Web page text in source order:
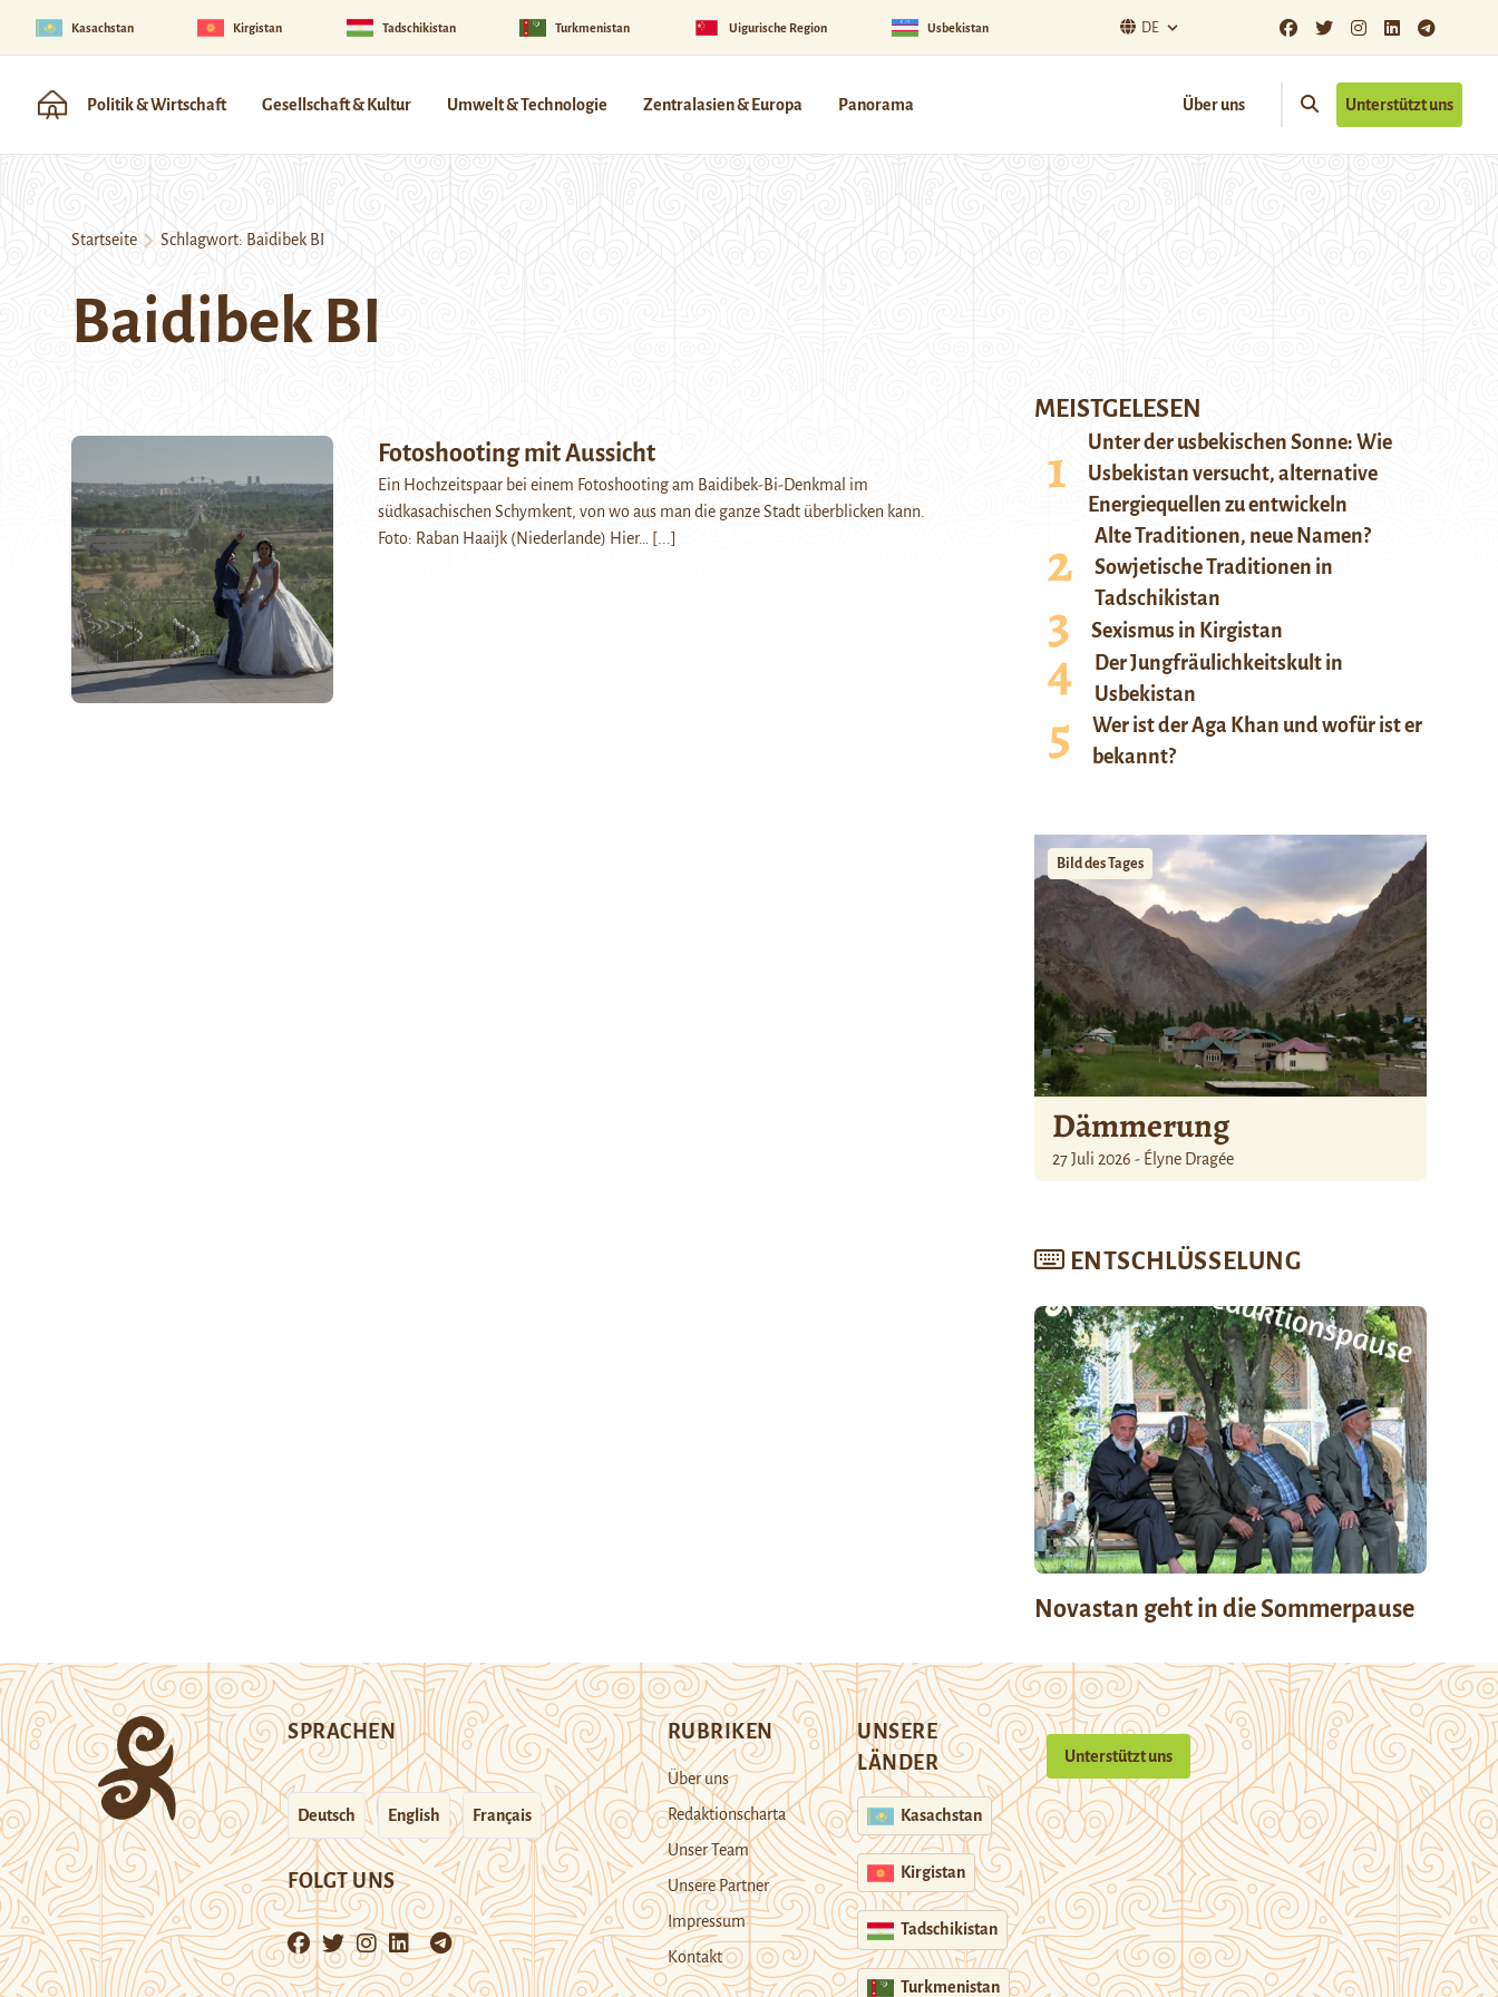
Kasachstan Kirgistan Tadschikistan Turkmenistan Uigurische Region Usbekistan DE
Politik & Wirtschaft Gesellschaft & Kultur Umwelt & Technologie Zentralasien & Europa Panorama Über uns Unterstützt uns
Startseite Schlagwort: Baidibek BI
Baidibek BI
Fotoshooting mit Aussicht
Ein Hochzeitspaar bei einem Fotoshooting am Baidibek-Bi-Denkmal im
südkasachischen Schymkent, von wo aus man die ganze Stadt überblicken kann.
Foto: Raban Haaijk (Niederlande) Hier…
[...]
MEISTGELESEN
Unter der usbekischen Sonne: Wie
Usbekistan versucht, alternative
Energiequellen zu entwickeln
Alte Traditionen, neue Namen?
Sowjetische Traditionen in
Tadschikistan
Sexismus in Kirgistan
Der Jungfräulichkeitskult in
Usbekistan
Wer ist der Aga Khan und wofür ist er
bekannt?
Bild des Tages
Dämmerung
27 Juli 2026 - Élyne Dragée
ENTSCHLÜSSELUNG
Novastan geht in die Sommerpause
SPRACHEN
Deutsch English Français
FOLGT UNS
RUBRIKEN
Über uns
Redaktionscharta
Unser Team
Unsere Partner
Impressum
Kontakt
UNSERE
LÄNDER
Kasachstan
Kirgistan
Tadschikistan
Turkmenistan
Unterstützt uns